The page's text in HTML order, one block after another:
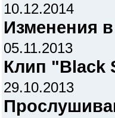
10.12.2014
Изменения
05.11.2013
Клип "Black
29.10.2013